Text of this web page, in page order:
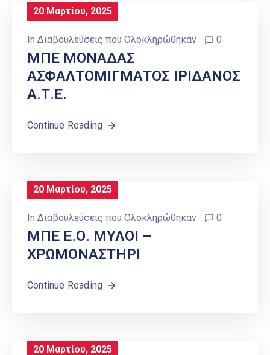
20 Μαρτίου, 2025
In Διαβουλεύσεις που Ολοκληρώθηκαν 0
ΜΠΕ ΜΟΝΑΔΑΣ
ΑΣΦΑΛΤΟΜΙΓΜΑΤΟΣ ΙΡΙΔΑΝΟΣ
Α.Τ.Ε.
Continue Reading
20 Μαρτίου, 2025
In Διαβουλεύσεις που Ολοκληρώθηκαν 0
ΜΠΕ Ε.Ο. ΜΥΛΟΙ –
ΧΡΩΜΟΝΑΣΤΗΡΙ
Continue Reading
20 Μαρτίου, 2025